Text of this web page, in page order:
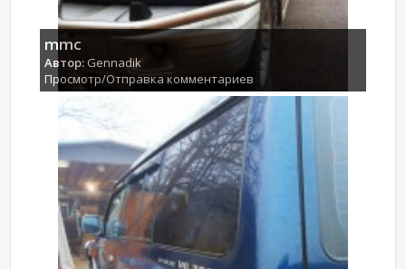
mmc
Автор: Gennadik
Просмотр/Отправка комментариев